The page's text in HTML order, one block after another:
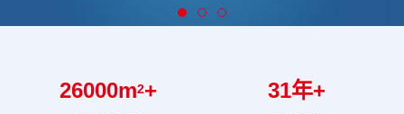
26000m2+ 31年+